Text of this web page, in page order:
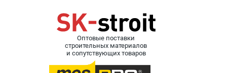
Оптовые поставки
строительных материалов
и сопутствующих товаров